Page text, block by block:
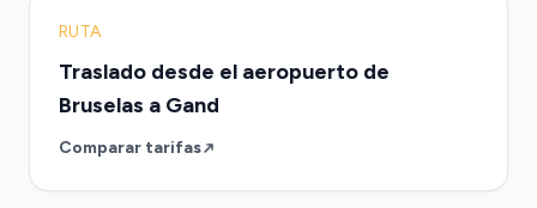
RUTA
Traslado desde el aeropuerto de
Bruselas a Gand
Comparar tarifas